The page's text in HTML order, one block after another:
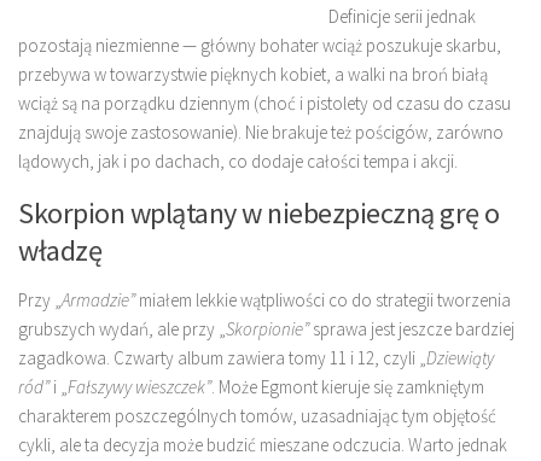
Definicje serii jednak
pozostają niezmienne — główny bohater wciąż poszukuje skarbu,
przebywa w towarzystwie pięknych kobiet, a walki na broń białą
wciąż są na porządku dziennym (choć i pistolety od czasu do czasu
znajdują swoje zastosowanie). Nie brakuje też pościgów, zarówno
lądowych, jak i po dachach, co dodaje całości tempa i akcji.
Skorpion wplątany w niebezpieczną grę o
władzę
Przy „Armadzie”miałem lekkie wątpliwości co do strategii tworzenia
grubszych wydań, ale przy „Skorpionie”sprawa jest jeszcze bardziej
zagadkowa. Czwarty album zawiera tomy 11 i 12, czyli „Dziewiąty
ród”i „Fałszywy wieszczek”. Może Egmont kieruje się zamkniętym
charakterem poszczególnych tomów, uzasadniając tym objętość
cykli, ale ta decyzja może budzić mieszane odczucia. Warto jednak